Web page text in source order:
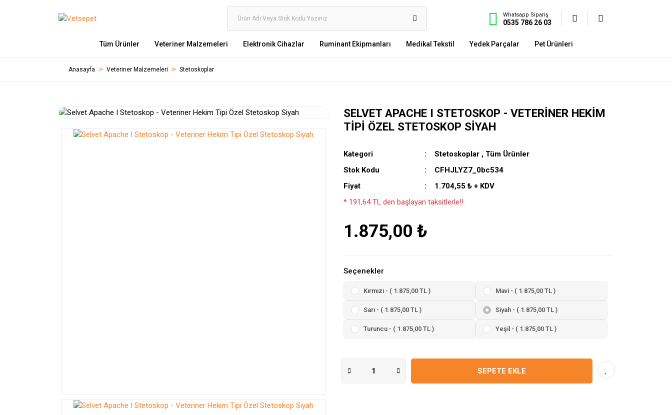
Whatsapp Sipariş
0535 786 26 03
Tüm Ürünler Veteriner Malzemeleri Elektronik Cihazlar Ruminant Ekipmanları Medikal Tekstil Yedek Parçalar Pet Ürünleri
Anasayfa Veteriner Malzemeleri Stetoskoplar
SELVET APACHE I STETOSKOP - VETERINER HEKIM
TIPI ÖZEL STETOSKOP SIYAH
Kategori Stetoskoplar , Tüm Ürünler
Stok Kodu
CFHJLYZ7_0bc534
Fiyat
1.704,55 ₺ + KDV
* 191,64 TL den başlayan taksitlerle!!
1.875,00 ₺
Seçenekler
Kırmızı - ( 1.875,00 TL ) Mavi - ( 1.875,00 TL )
Sarı - ( 1.875,00 TL ) Siyah - ( 1.875,00 TL )
Turuncu - ( 1.875,00 TL ) Yeşil - ( 1.875,00 TL )
SEPETE EKLE